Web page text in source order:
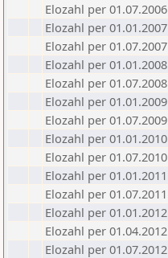
Elozahl per 01.07.2006
Elozahl per 01.01.2007
Elozahl per 01.07.2007
Elozahl per 01.01.2008
Elozahl per 01.07.2008
Elozahl per 01.01.2009
Elozahl per 01.07.2009
Elozahl per 01.01.2010
Elozahl per 01.07.2010
Elozahl per 01.01.2011
Elozahl per 01.07.2011
Elozahl per 01.01.2012
Elozahl per 01.04.2012
Elozahl per 01.07.2012